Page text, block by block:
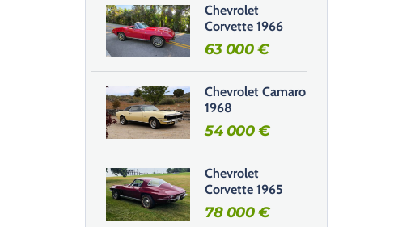
Chevrolet
Corvette 1966
63 000€
Chevrolet Camaro
1968
54 000€
Chevrolet
Corvette 1965
78 000€